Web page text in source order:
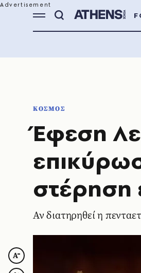
ΚΟΣΜΟΣ
Έφεση
στέρηση
Αν διατηρηθεί η